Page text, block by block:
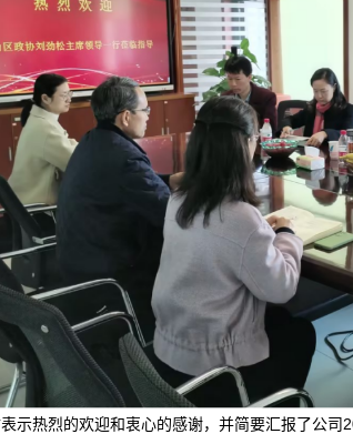
示热烈的欢迎和衷心的感谢，并简要汇报了公